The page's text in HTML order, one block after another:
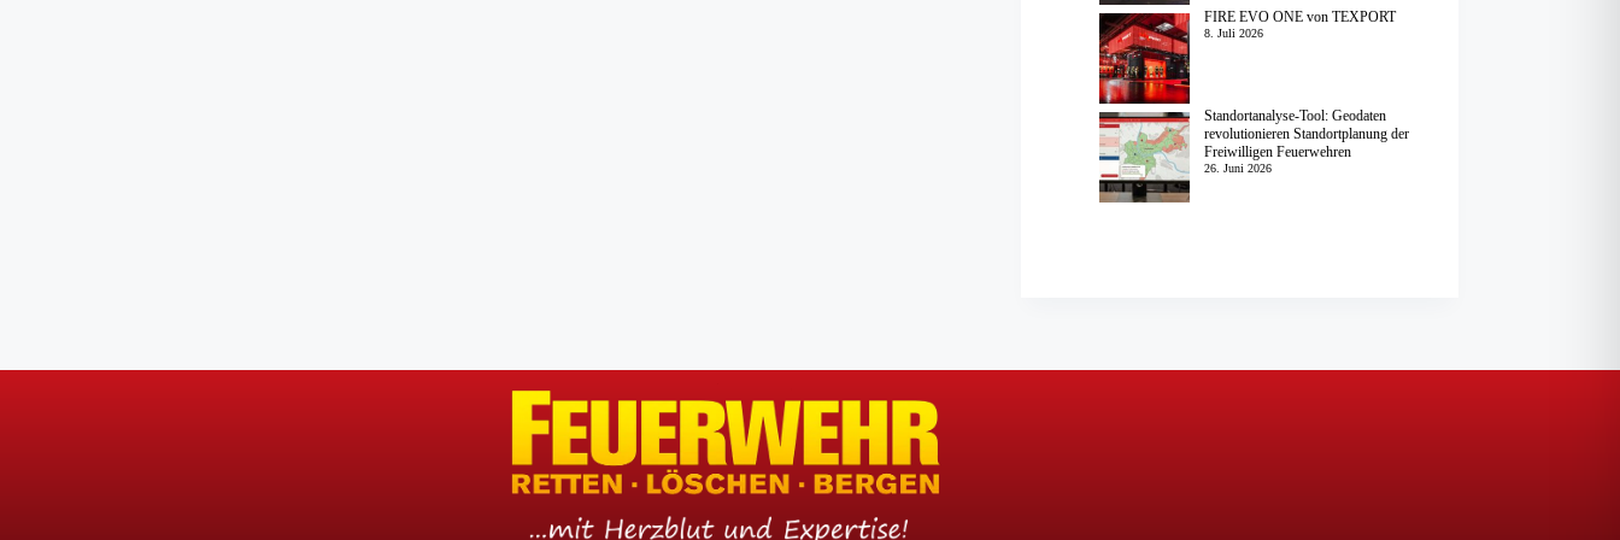
FIRE EVO ONE von TEXPORT
8. Juli 2026
Standortanalyse-Tool: Geodaten
revolutionieren Standortplanung der
Freiwilligen Feuerwehren
26. Juni 2026